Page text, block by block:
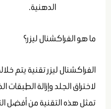
الدهنية.
ما هو الفراكشنال ليزر؟
الفراكشنال ليزر تقنية يتم
لاختراق الجلد وإزالة الطبقات
تمثل هذه التقنية من أفضل